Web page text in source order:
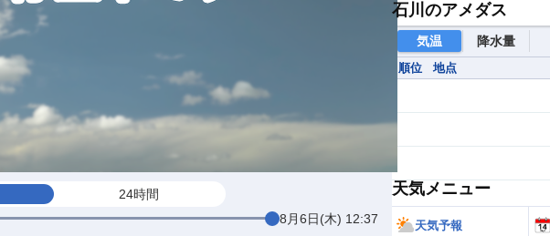
24時間
8月6日(木) 12:37
石川のアメダス
気温 降水量
順位 地点
天気メニュー
天気予報